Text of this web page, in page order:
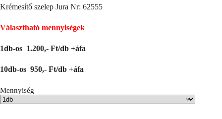
9500 Ft
Krémesítő szelep Jura Nr: 62555
Választható mennyiségek
1db-os 1.200,- Ft/db +áfa
10db-os 950,- Ft/db +áfa
Mennyiség